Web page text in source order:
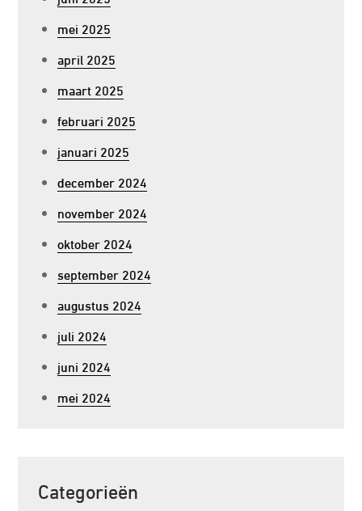
mei 2025
april 2025
maart 2025
februari 2025
januari 2025
december 2024
november 2024
oktober 2024
september 2024
augustus 2024
juli 2024
juni 2024
mei 2024
Categorieën